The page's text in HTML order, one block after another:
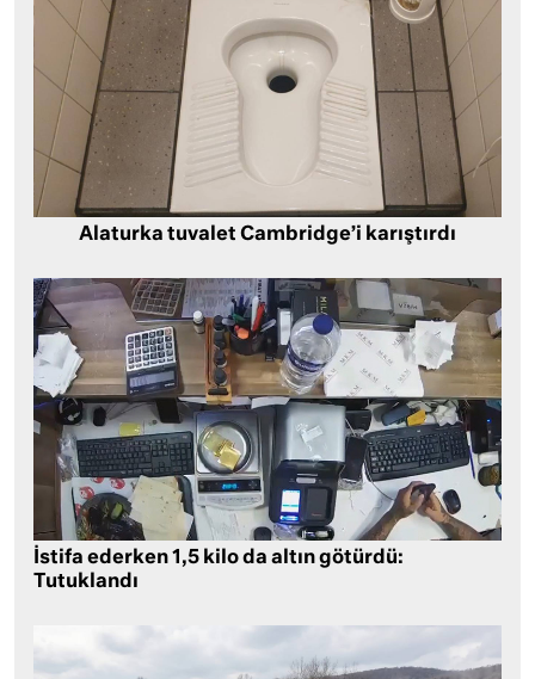
Alaturka tuvalet Cambridge’i karıştırdı
İstifa ederken 1,5 kilo da altın götürdü:
Tutuklandı